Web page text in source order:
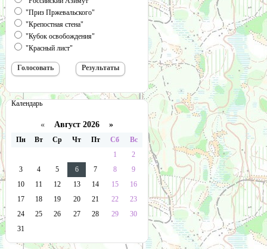
"Приз Пржевальского"
"Крепостная стена"
"Кубок освобождения"
"Красный лист"
Календарь
« Август 2026 »
Пн Вт Ср Чт Пт Сб
Вс
1
2
3
4 5 6 7 8
9
10
11 12 13 14 15
16
17
18 19 20 21 22
23
24
25 26 27 28 29
30
31